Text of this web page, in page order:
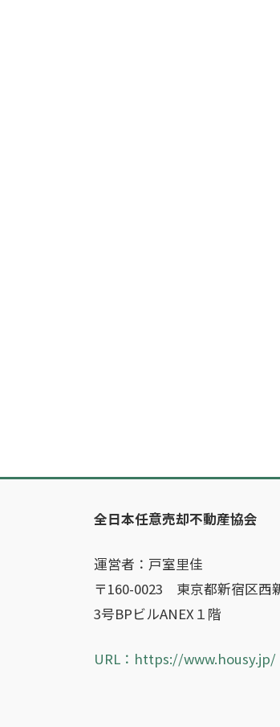
全日本任意売却不動産協会
運営者：戸室里佳
〒160-0023 東京都新宿区西
3号BPビルANEX１階
URL：https://www.housy.jp/